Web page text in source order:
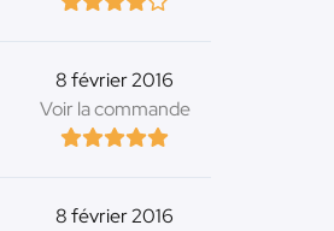
8 février 2016
Voir la commande
8 février 2016